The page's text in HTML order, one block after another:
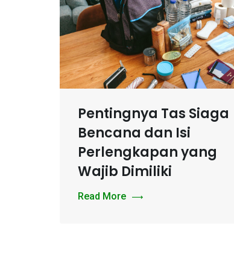
Pentingnya Tas Siaga
Bencana dan Isi
Perlengkapan yang
Wajib Dimiliki
Read More